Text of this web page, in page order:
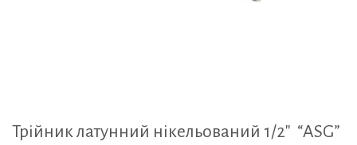
Трійник латунний нікельований 1/2″ “ASG”